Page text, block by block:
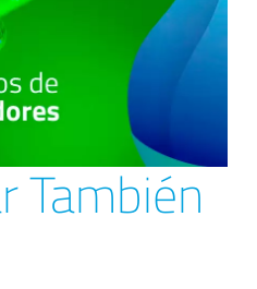
También